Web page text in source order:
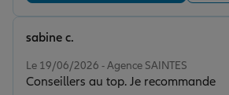
Tous nos devis d'assurance
Le 19/06/2026 - Agence SAINTES
Conseillers au top. Je recommande
sabine c.